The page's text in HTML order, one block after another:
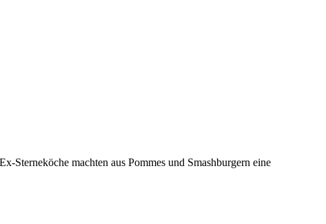
Sterneköche machten aus Pommes und Smashburgern eine